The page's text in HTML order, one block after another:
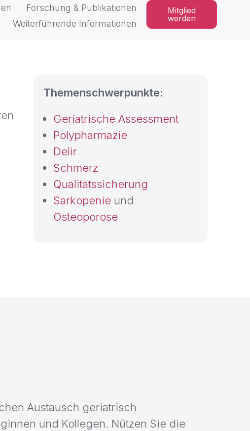
Forschung & Publikationen
Weiterführende Informationen
Mitglied
werden
Themenschwerpunkte:
Geriatrische Assessment
Polypharmazie
Delir
Schmerz
Qualitätssicherung
Sarkopenieund
Osteoporose
Austausch geriatrisch
und Kollegen. Nützen Sie die